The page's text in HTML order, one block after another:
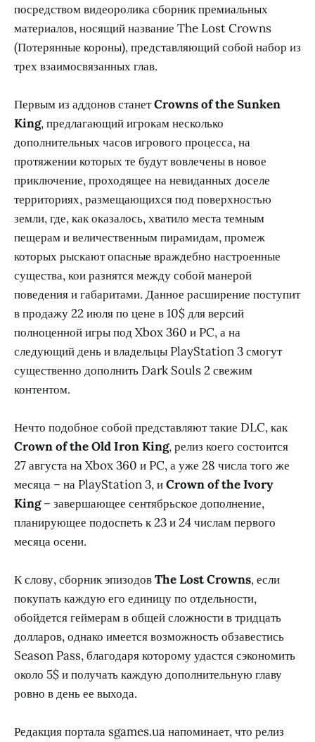
посредством видеоролика сборник премиальных
материалов, носящий название The Lost Crowns
(Потерянные короны), представляющий собой набор из
трех взаимосвязанных глав.
Первым из аддонов станетCrowns of the Sunken
King, предлагающий игрокам несколько
дополнительных часов игрового процесса, на
протяжении которых те будут вовлечены в новое
приключение, проходящее на невиданных доселе
территориях, размещающихся под поверхностью
земли, где, как оказалось, хватило места темным
пещерам и величественным пирамидам, промеж
которых рыскают опасные враждебно настроенные
существа, кои разнятся между собой манерой
поведения и габаритами. Данное расширение поступит
в продажу 22 июля по цене в 10$ для версий
полноценной игры под Xbox 360 и PC, а на
следующий день и владельцы PlayStation 3 смогут
существенно дополнить Dark Souls 2 свежим
контентом.
Нечто подобное собой представляют такие DLC, как
Crown of the Old Iron King, релиз коего состоится
27 августа на Xbox 360 и PC, а уже 28 числа того же
месяца – на PlayStation 3, иCrown of the Ivory
King– завершающее сентябрьское дополнение,
планирующее подоспеть к 23 и 24 числам первого
месяца осени.
К слову, сборник эпизодовThe Lost Crowns, если
покупать каждую его единицу по отдельности,
обойдется геймерам в общей сложности в тридцать
долларов, однако имеется возможность обзавестись
Season Pass, благодаря которому удастся сэкономить
около 5$ и получать каждую дополнительную главу
ровно в день ее выхода.
Редакция портала sgames.ua напоминает, что релиз